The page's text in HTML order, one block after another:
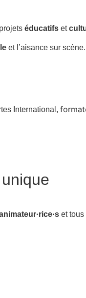
éducatifs et
et l’aisance sur scène.
International,
et tous